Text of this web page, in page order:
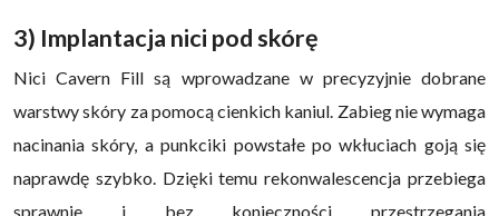
3) Implantacja nici pod skórę
Nici Cavern Fill są wprowadzane w precyzyjnie dobrane
warstwy skóry za pomocą cienkich kaniul. Zabieg nie wymaga
nacinania skóry, a punkciki powstałe po wkłuciach goją się
naprawdę szybko. Dzięki temu rekonwalescencja przebiega
sprawnie i bez konieczności przestrzegania